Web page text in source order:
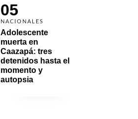
05
NACIONALES
Adolescente
muerta en
Caazapá: tres
detenidos hasta el
momento y
autopsia